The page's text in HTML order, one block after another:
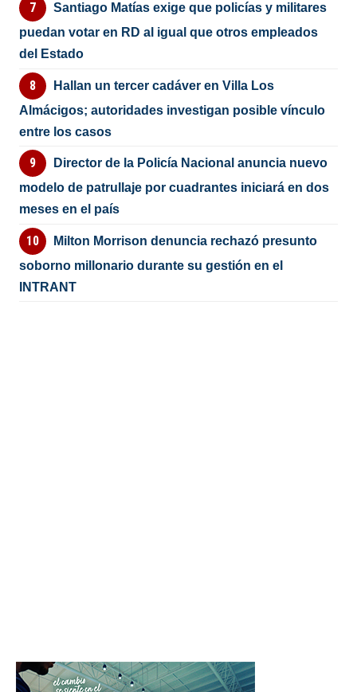
Santiago Matías exige que policías y militares
puedan votar en RD al igual que otros empleados
del Estado
Hallan un tercer cadáver en Villa Los
Almácigos; autoridades investigan posible vínculo
entre los casos
Director de la Policía Nacional anuncia nuevo
modelo de patrullaje por cuadrantes iniciará en dos
meses en el país
Milton Morrison denuncia rechazó presunto
soborno millonario durante su gestión en el
INTRANT